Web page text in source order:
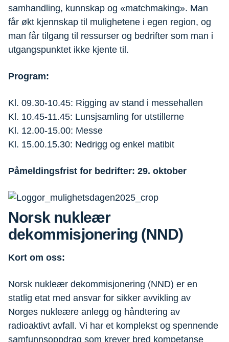
samhandling, kunnskap og «matchmaking». Man
får økt kjennskap til mulighetene i egen region, og
man får tilgang til ressurser og bedrifter som man i
utgangspunktet ikke kjente til.
Program:
Kl. 09.30-10.45: Rigging av stand i messehallen
Kl. 10.45-11.45: Lunsjsamling for utstillerne
Kl. 12.00-15.00: Messe
Kl. 15.00.15.30: Nedrigg og enkel matibit
Påmeldingsfrist for bedrifter: 29. oktober
Norsk nukleær
dekommisjonering (NND)
Kort om oss:
Norsk nukleær dekommisjonering (NND) er en
statlig etat med ansvar for sikker avvikling av
Norges nukleære anlegg og håndtering av
radioaktivt avfall. Vi har et komplekst og spennende
samfunnsoppdrag som krever bred kompetanse